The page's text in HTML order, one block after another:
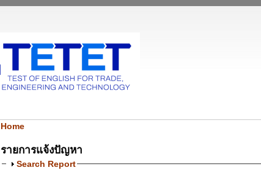
Home
รายการแจ้งปัญหา
Search Report